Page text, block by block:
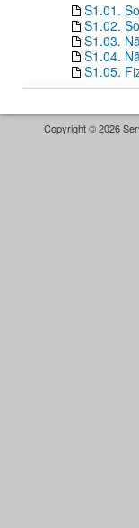
S1.01.
S1.02.
S1.03.
S1.04.
S1.05.
Copyright © 2026